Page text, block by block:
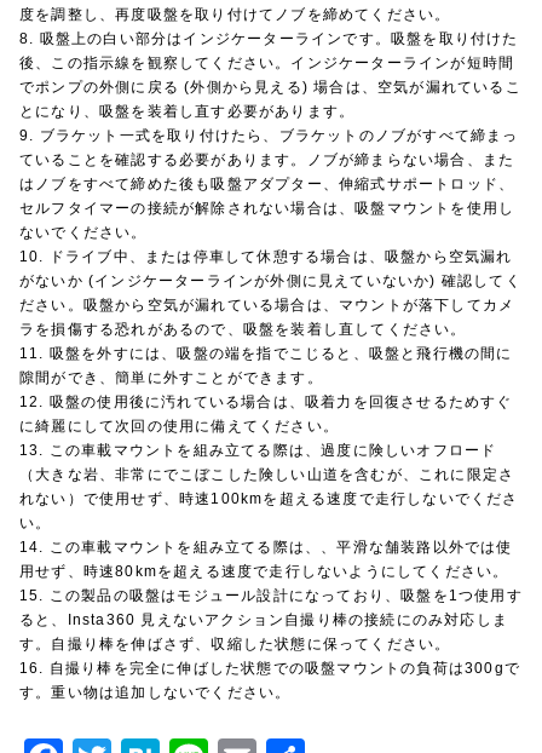
度を調整し、再度吸盤を取り付けてノブを締めてください。
8. 吸盤上の白い部分はインジケーターラインです。吸盤を取り付けた
後、この指示線を観察してください。インジケーターラインが短時間
でポンプの外側に戻る (外側から見える) 場合は、空気が漏れているこ
とになり、吸盤を装着し直す必要があります。
9. ブラケット一式を取り付けたら、ブラケットのノブがすべて締まっ
ていることを確認する必要があります。ノブが締まらない場合、また
はノブをすべて締めた後も吸盤アダプター、伸縮式サポートロッド、
セルフタイマーの接続が解除されない場合は、吸盤マウントを使用し
ないでください。
10. ドライブ中、または停車して休憩する場合は、吸盤から空気漏れ
がないか (インジケーターラインが外側に見えていないか) 確認してく
ださい。吸盤から空気が漏れている場合は、マウントが落下してカメ
ラを損傷する恐れがあるので、吸盤を装着し直してください。
11. 吸盤を外すには、吸盤の端を指でこじると、吸盤と飛行機の間に
隙間ができ、簡単に外すことができます。
12. 吸盤の使用後に汚れている場合は、吸着力を回復させるためすぐ
に綺麗にして次回の使用に備えてください。
13. この車載マウントを組み立てる際は、過度に険しいオフロード
（大きな岩、非常にでこぼこした険しい山道を含むが、これに限定さ
れない）で使用せず、時速100kmを超える速度で走行しないでくださ
い。
14. この車載マウントを組み立てる際は、、平滑な舗装路以外では使
用せず、時速80kmを超える速度で走行しないようにしてください。
15. この製品の吸盤はモジュール設計になっており、吸盤を1つ使用す
ると、Insta360 見えないアクション自撮り棒の接続にのみ対応しま
す。自撮り棒を伸ばさず、収縮した状態に保ってください。
16. 自撮り棒を完全に伸ばした状態での吸盤マウントの負荷は300gで
す。重い物は追加しないでください。